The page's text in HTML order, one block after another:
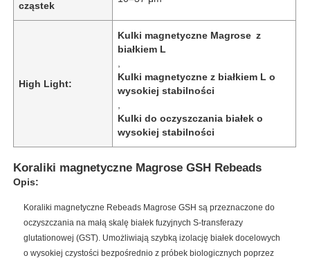
cząstek
High Light:
Kulki magnetyczne Magrose z
białkiem L
Kulki magnetyczne z białkiem L o
wysokiej stabilności
Kulki do oczyszczania białek o
wysokiej stabilności
Koraliki magnetyczne Magrose GSH Rebeads
Opis:
Koraliki magnetyczne Rebeads Magrose GSH są przeznaczone do
oczyszczania na małą skalę białek fuzyjnych S-transferazy
glutationowej (GST). Umożliwiają szybką izolację białek docelowych
o wysokiej czystości bezpośrednio z próbek biologicznych poprzez